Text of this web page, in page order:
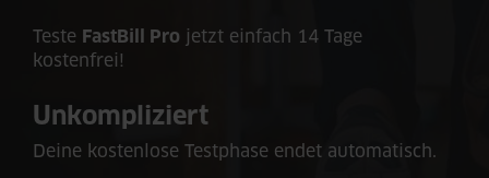
Teste FastBill Pro jetzt einfach 14 Tage
kostenfrei!
Unkompliziert
Deine kostenlose Testphase endet automatisch.